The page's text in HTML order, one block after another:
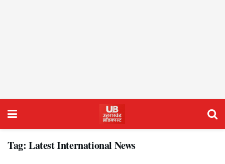
Tag: Latest International News